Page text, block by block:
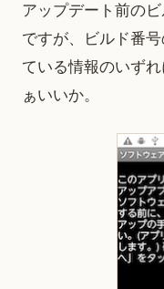
アップデート前の
ですが、ビルド番
ている情報のいず
ぁいいか。